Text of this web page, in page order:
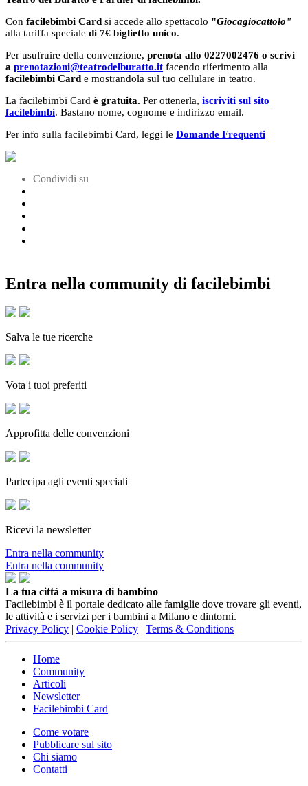
Con facilebimbi Card si accede allo spettacolo "Giocagiocattolo"
alla tariffa speciale di 7€ biglietto unico.
Per usufruire della convenzione, prenota allo 0227002476 o scrivi
a prenotazioni@teatrodelburatto.it
facilebimbi Card e mostrandola sul tuo cellulare in teatro.
La facilebimbi Card è gratuita. Per ottenerla, iscriviti sul sito
facilebimbi. Bastano nome, cognome e indirizzo email.
Per info sulla facilebimbi Card, leggi le Domande Frequenti
Condividi su
Entra nella community di facilebimbi
Salva le tue ricerche
Vota i tuoi preferiti
Approfitta delle convenzioni
Partecipa agli eventi speciali
Ricevi la newsletter
Entra nella community
Entra nella community
La tua città a misura di bambino
Facilebimbi è il portale dedicato alle famiglie dove trovare gli eventi,
le attività e i servizi per i bambini a Milano e dintorni.
Privacy Policy
Cookie Policy Terms & Conditions
Home
Community
Articoli
Newsletter
Facilebimbi Card
Come votare
Pubblicare sul sito
Chi siamo
Contatti